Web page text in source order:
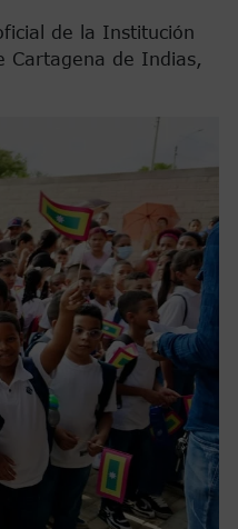
de la Institución
Cartagena de Indias,